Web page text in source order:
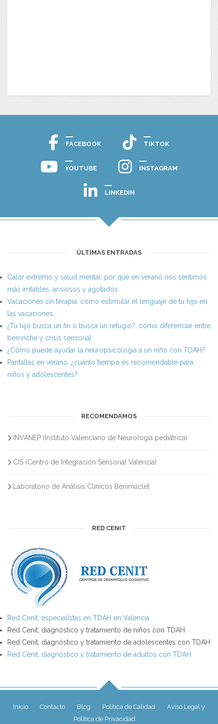
FACEBOOK TIKTOK
YOUTUBE INSTAGRAM
LINKEDIN
ÚLTIMAS ENTRADAS
Calor extremo y salud mental: por qué en verano nos sentimos
más irritables, ansiosos y agotados
Vacaciones sin terapia: cómo estimular el lenguaje de tu hijo en
las vacaciones
¿Tu hijo busca un fin o busca un refugio?: cómo diferenciar entre
berrinche y crisis sensorial
¿Cómo puede ayudar la neuropsicología a un niño con TDAH?
Pantallas en verano: ¿cuánto tiempo es recomendable para
niños y adolescentes?
RECOMENDAMOS
INVANEP (Instituto Valenciano de Neurología pediátrica)
CIS (Centro de Integración Sensorial Valencia)
Laboratorio de Análisis Clínicos Benimaclet
RED CENIT
Red Cenit, especialistas en TDAH en Valencia
Red Cenit, diagnóstico y tratamiento de niños con TDAH
Red Cenit, diagnóstico y tratamiento de adolescentes con TDAH
Red Cenit, diagnóstico y tratamiento de adultos con TDAH
Inicio Contacto Blog Política de Calidad
Aviso Legal y
Política de Privacidad